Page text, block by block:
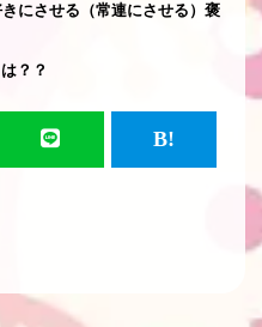
にさせる（常連にさせる）褒
？？